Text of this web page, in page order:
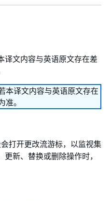
译文内容与英语原文存在差
本译文内容与英语原文存在
。
打开更改流游标，以监视集
新、替换或删除操作时，